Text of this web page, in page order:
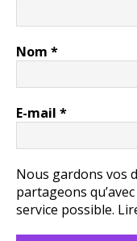
Nom *
E-mail *
Nous gardons vos
partageons
service possible.